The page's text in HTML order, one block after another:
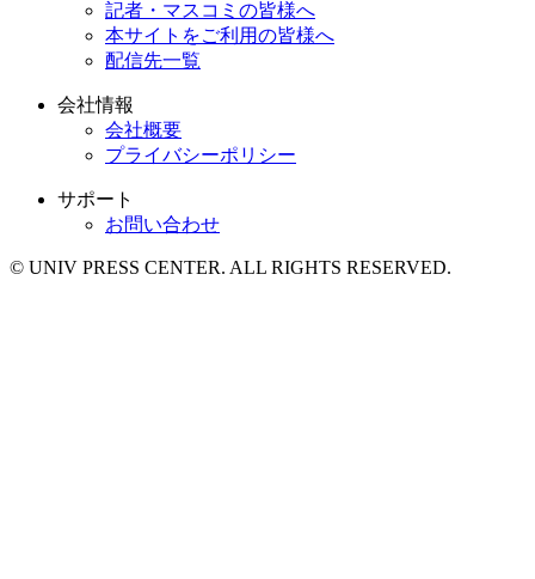
記者・マスコミの皆様へ
本サイトをご利用の皆様へ
配信先一覧
会社情報
会社概要
プライバシーポリシー
サポート
お問い合わせ
© UNIV PRESS CENTER. ALL RIGHTS RESERVED.